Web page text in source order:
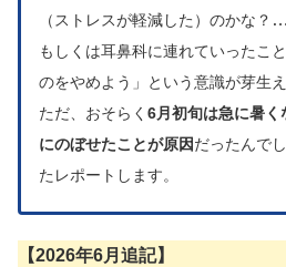
（ストレスが軽減した）のかな？ …
もしくは耳鼻科に連れていったこ
のをやめよう」という意識が芽生
ただ、おそらく 6月初旬は急に暑く
にのぼせたことが原因だったんで
たレポートします。
【2026年6月追記】